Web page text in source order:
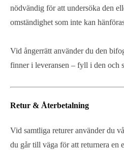
nödvändig för att undersöka den
omständighet som inte kan
Vid ångerrätt använder du den
finner i leveransen – fyll i den och
Retur & Återbetalning
Vid samtliga returer använder du
du går till väga för att returnera en